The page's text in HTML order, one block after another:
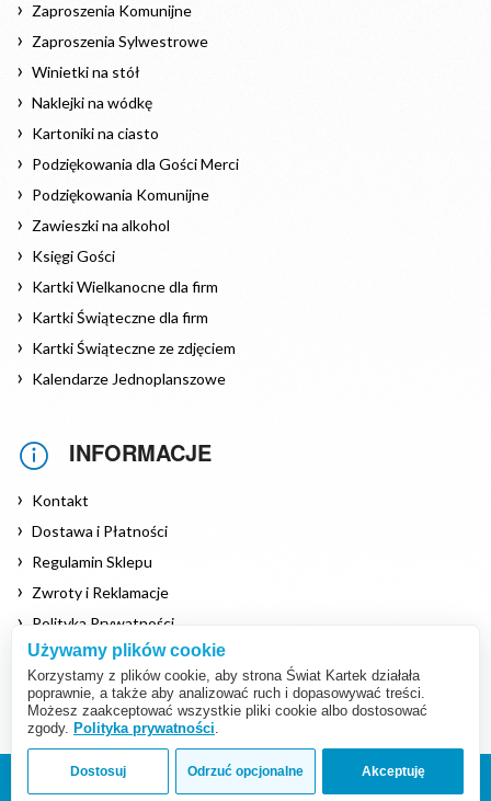
Zaproszenia Komunijne
Zaproszenia Sylwestrowe
Winietki na stół
Naklejki na wódkę
Kartoniki na ciasto
Podziękowania dla Gości Merci
Podziękowania Komunijne
Zawieszki na alkohol
Księgi Gości
Kartki Wielkanocne dla firm
Kartki Świąteczne dla firm
Kartki Świąteczne ze zdjęciem
Kalendarze Jednoplanszowe
INFORMACJE
Kontakt
Dostawa i Płatności
Regulamin Sklepu
Zwroty i Reklamacje
Polityka Prywatności
Polityka Cookies
Używamy plików cookie
Korzystamy z plików cookie, aby strona Świat Kartek działała
poprawnie, a także aby analizować ruch i dopasowywać treści.
Możesz zaakceptować wszystkie pliki cookie albo dostosować
zgody. Polityka prywatności.
Dostosuj Odrzuć opcjonalne Akceptuję